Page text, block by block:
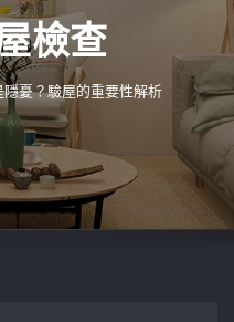
檢查
憂？驗屋的重要性解析